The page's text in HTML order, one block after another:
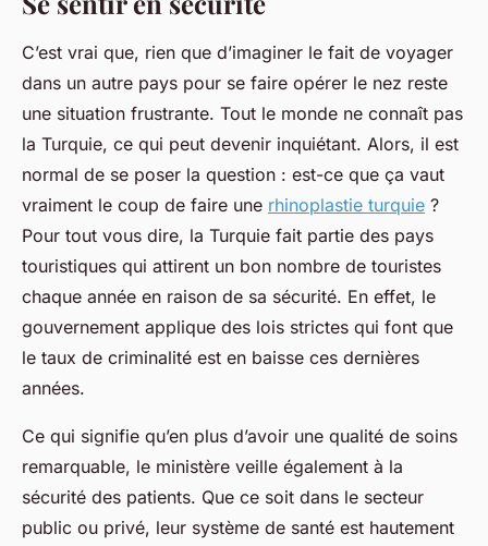
C’est vrai que, rien que d’imaginer le fait de voyager
dans un autre pays pour se faire opérer le nez reste
une situation frustrante. Tout le monde ne connaît pas
la Turquie, ce qui peut devenir inquiétant. Alors, il est
normal de se poser la question : est-ce que ça vaut
vraiment le coup de faire une rhinoplastie turquie ?
Pour tout vous dire, la Turquie fait partie des pays
touristiques qui attirent un bon nombre de touristes
chaque année en raison de sa sécurité. En effet, le
gouvernement applique des lois strictes qui font que
le taux de criminalité est en baisse ces dernières
années.
Ce qui signifie qu’en plus d’avoir une qualité de soins
remarquable, le ministère veille également à la
sécurité des patients. Que ce soit dans le secteur
public ou privé, leur système de santé est hautement